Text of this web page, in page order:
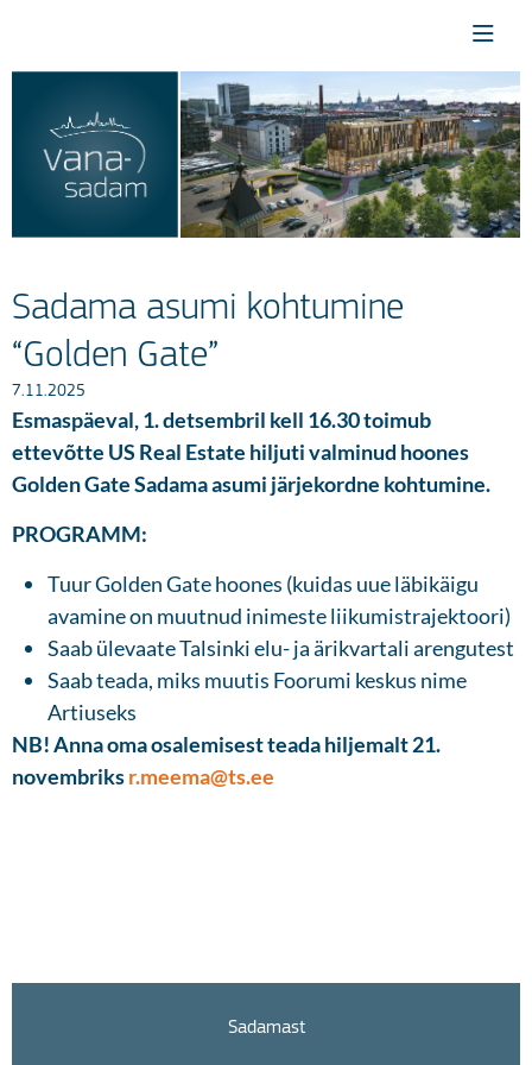
Sadama asumi kohtumine
“Golden Gate”
7.11.2025
Esmaspäeval, 1. detsembril kell 16.30 toimub
ettevõtte US Real Estate hiljuti valminud hoones
Golden Gate Sadama asumi järjekordne kohtumine.
PROGRAMM:
Tuur Golden Gate hoones (kuidas uue läbikäigu
avamine on muutnud inimeste liikumistrajektoori)
Saab ülevaate Talsinki elu- ja ärikvartali arengutest
Saab teada, miks muutis Foorumi keskus nime
Artiuseks
NB! Anna oma osalemisest teada hiljemalt 21.
novembriksr.meema@ts.ee
Sadamast